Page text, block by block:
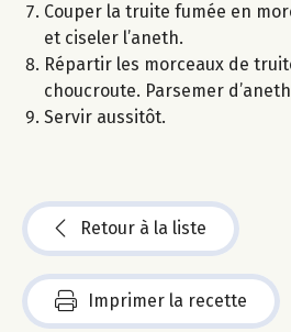
Couper la truite fumée en
et ciseler l’aneth.
Répartir les morceaux de
choucroute. Parsemer
Servir aussitôt.
Retour à la liste
Imprimer la recette